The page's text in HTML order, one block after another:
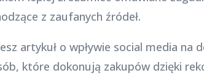
z zaufanych źródeł.
artykuł o wpływie social media
które dokonują zakupów dzięki